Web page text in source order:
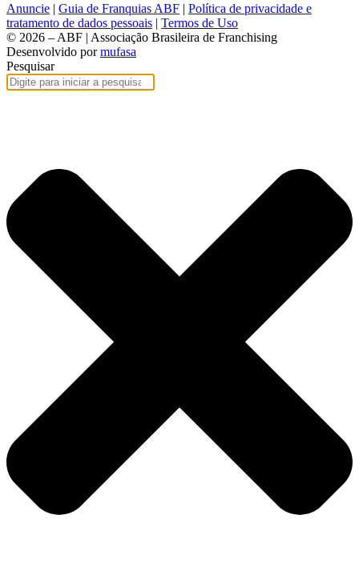
Anuncie | Guia de Franquias ABF | Política de privacidade e
tratamento de dados pessoais | Termos de Uso
© 2026 – ABF | Associação Brasileira de Franchising
Desenvolvido pormufasa
Pesquisar